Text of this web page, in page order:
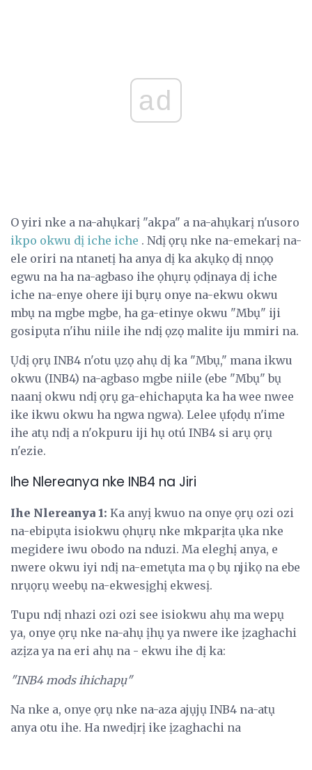
ad
O yiri nke a na-ahụkarị "akpa" a na-ahụkarị n'usoro
ikpo okwu dị iche iche . Ndị ọrụ nke na-emekarị na-
ele oriri na ntanetị ha anya dị ka akụkọ dị nnọọ
egwu na ha na-agbaso ihe ọhụrụ ọdịnaya dị iche
iche na-enye ohere iji bụrụ onye na-ekwu okwu
mbụ na mgbe mgbe, ha ga-etinye okwu "Mbụ" iji
gosipụta n'ihu niile ihe ndị ọzọ malite iju mmiri na.
Ụdị ọrụ INB4 n'otu ụzọ ahụ dị ka "Mbụ," mana ikwu
okwu (INB4) na-agbaso mgbe niile (ebe "Mbụ" bụ
naanị okwu ndị ọrụ ga-ehichapụta ka ha wee nwee
ike ikwu okwu ha ngwa ngwa). Lelee ụfọdụ n'ime
ihe atụ ndị a n'okpuru iji hụ otú INB4 si arụ ọrụ
n'ezie.
Ihe Nlereanya nke INB4 na Jiri
Ihe Nlereanya 1: Ka anyị kwuo na onye ọrụ ozi ozi
na-ebipụta isiokwu ọhụrụ nke mkparịta ụka nke
megidere iwu obodo na nduzi. Ma eleghị anya, e
nwere okwu iyi ndị na-emetụta ma ọ bụ njikọ na ebe
nrụọrụ weebụ na-ekwesịghị ekwesị.
Tupu ndị nhazi ozi ozi see isiokwu ahụ ma wepụ
ya, onye ọrụ nke na-ahụ ịhụ ya nwere ike ịzaghachi
azịza ya na eri ahụ na - ekwu ihe dị ka:
"INB4 mods ihichapụ"
Na nke a, onye ọrụ nke na-aza ajụjụ INB4 na-atụ
anya otu ihe. Ha nwedịrị ike ịzaghachi na